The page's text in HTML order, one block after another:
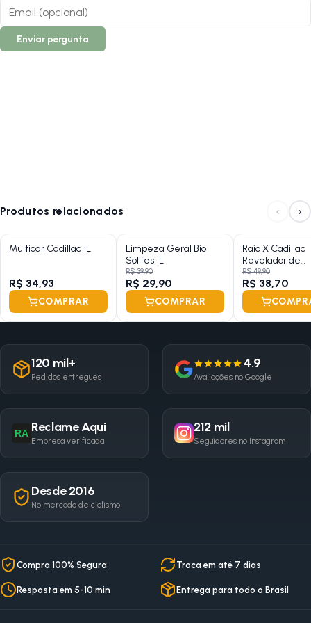
Siga-nos no Instagram:@lojanapista
Assista nosso canal no YouTube:
Enviar pergunta
Produtos relacionados ‹ ›
Multicar Cadillac 1L
R$ 34,93
COMPRAR
Limpeza Geral Bio
Solifes 1L
R$ 39,90
R$ 29,90
COMPRAR
Raio X Cadillac
Revelador de
Hologramas
R$ 49,90
R$ 38,70
120 mil+
Pedidos entregues
4.9
Avaliações no Google
RA Reclame Aqui
Empresa verificada
212 mil
Seguidores no Instagram
Desde 2016
No mercado de ciclismo
Compra 100% Segura Troca em até 7 dias
Resposta em 5-10 min Entrega para todo o Brasil